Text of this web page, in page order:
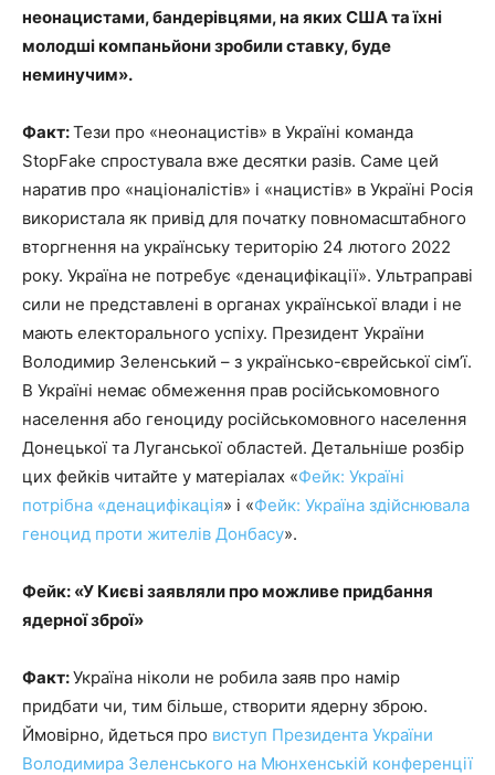
неонацистами, бандерівцями, на яких США та їхні
молодші компаньйони зробили ставку, буде
неминучим».
Факт:Тези про «неонацистів» в Україні команда
StopFake спростувала вже десятки разів. Саме цей
наратив про «націоналістів» і «нацистів» в Україні Росія
використала як привід для початку повномасштабного
вторгнення на українську територію 24 лютого 2022
року. Україна не потребує «денацифікації». Ультраправі
сили не представлені в органах української влади і не
мають електорального успіху. Президент України
Володимир Зеленський – з українсько-єврейської сім’ї.
В Україні немає обмеження прав російськомовного
населення або геноциду російськомовного населення
Донецької та Луганської областей. Детальніше розбір
цих фейків читайте у матеріалах «Фейк: Україні
потрібна «денацифікація» і «Фейк: Україна здійснювала
геноцид проти жителів Донбасу».
Фейк: «У Києві заявляли про можливе придбання
ядерної зброї»
Факт:Україна ніколи не робила заяв про намір
придбати чи, тим більше, створити ядерну зброю.
Ймовірно, йдеться про виступ Президента України
Володимира Зеленського на Мюнхенській конференції